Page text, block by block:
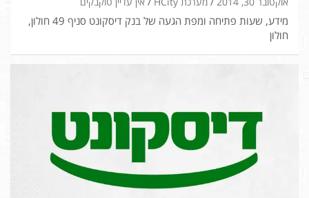
מידע, שעות פתיחה ומפת הגעה של בנק דיסקונט סניף 49 חולון,
חולון